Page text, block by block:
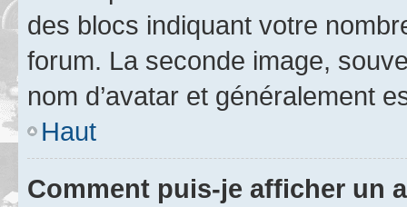
des blocs indiquant votre
forum. La seconde image,
nom d’avatar et généralement
Haut
Comment puis-je afficher un